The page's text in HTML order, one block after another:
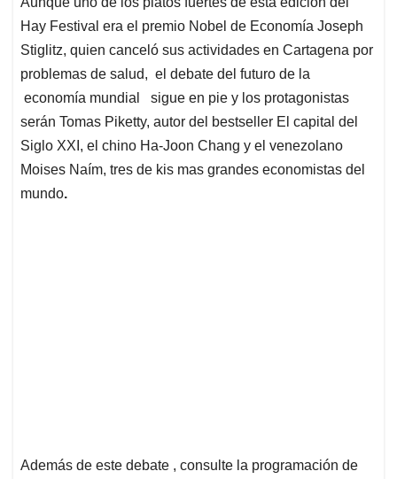
s
A
p
p
b
o
o
k
e
d
I
n
l
a
d
s
Hay Festival era el premio Nobel de Economía Joseph
Stiglitz, quien canceló sus actividades en Cartagena por
problemas de salud, el debate del futuro de la
economía mundial sigue en pie y los protagonistas
serán Tomas Piketty, autor del bestseller El capital del
Siglo XXI, el chino Ha-Joon Chang y el venezolano
Moises Naím, tres de kis mas grandes economistas del
mundo.
Además de este debate , consulte la programación de